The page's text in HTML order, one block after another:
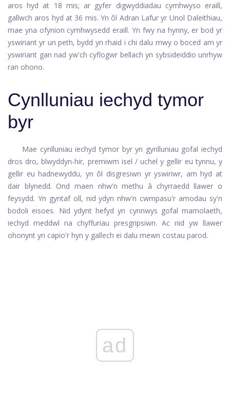
aros hyd at 18 mis; ar gyfer digwyddiadau cymhwyso eraill,
gallwch aros hyd at 36 mis. Yn ôl Adran Lafur yr Unol Daleithiau,
mae yna ofynion cymhwysedd eraill. Yn fwy na hynny, er bod yr
yswiriant yr un peth, bydd yn rhaid i chi dalu mwy o boced am yr
yswiriant gan nad yw'ch cyflogwr bellach yn sybsideiddio unrhyw
ran ohono.
Cynlluniau iechyd tymor
byr
Mae cynlluniau iechyd tymor byr yn gynlluniau gofal iechyd
dros dro, blwyddyn-hir, premiwm isel / uchel y gellir eu tynnu, y
gellir eu hadnewyddu, yn ôl disgresiwn yr yswiriwr, am hyd at
dair blynedd. Ond maen nhw'n methu â chyrraedd llawer o
feysydd. Yn gyntaf oll, nid ydyn nhw'n cwmpasu'r amodau sy'n
bodoli eisoes. Nid ydynt hefyd yn cynnwys gofal mamolaeth,
iechyd meddwl na chyffuriau presgripsiwn. Ac nid yw llawer
ohonynt yn capio'r hyn y gallech ei dalu mewn costau parod.
ad